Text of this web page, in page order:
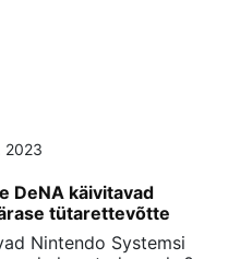
2023
DeNA käivitavad
tütarettevõtte
Nintendo Systemsi